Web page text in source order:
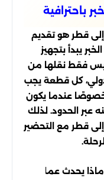
باحترافية
قطر هو تقديم
يبدأ بتجهيز
فقط نقلها من
كل قطعة يجب
عندما يكون
عبر الحدود. لذلك
قطر مع التحضير
ماذا يحدث عمليًا؟